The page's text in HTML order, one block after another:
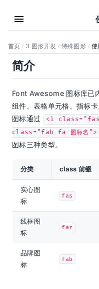
首页 / 3.图形开发 / 特殊图形 / 使
简介
Font Awesome 图标库已
组件、表格单元格、指标
图标通过
<i class="fas
class="fab fa-图标名">
图标三种类型。
分类 class 前缀
实心图
标
fas
线框图
标
far
品牌图
标
fab